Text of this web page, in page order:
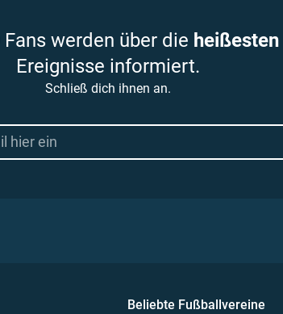
Fans werden über die heißesten
Ereignisse informiert.
Schließ dich ihnen an.
Beliebte Fußballvereine